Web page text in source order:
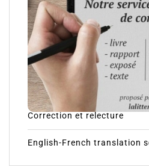
Correction et relecture
English-French translation